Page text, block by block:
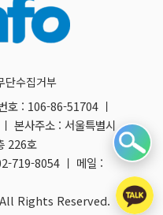
단수집거부
호 : 106-86-51704 ㅣ
본사주소 : 서울특별시
226호
719-8054 ㅣ 메일 :
Rights Reserved.